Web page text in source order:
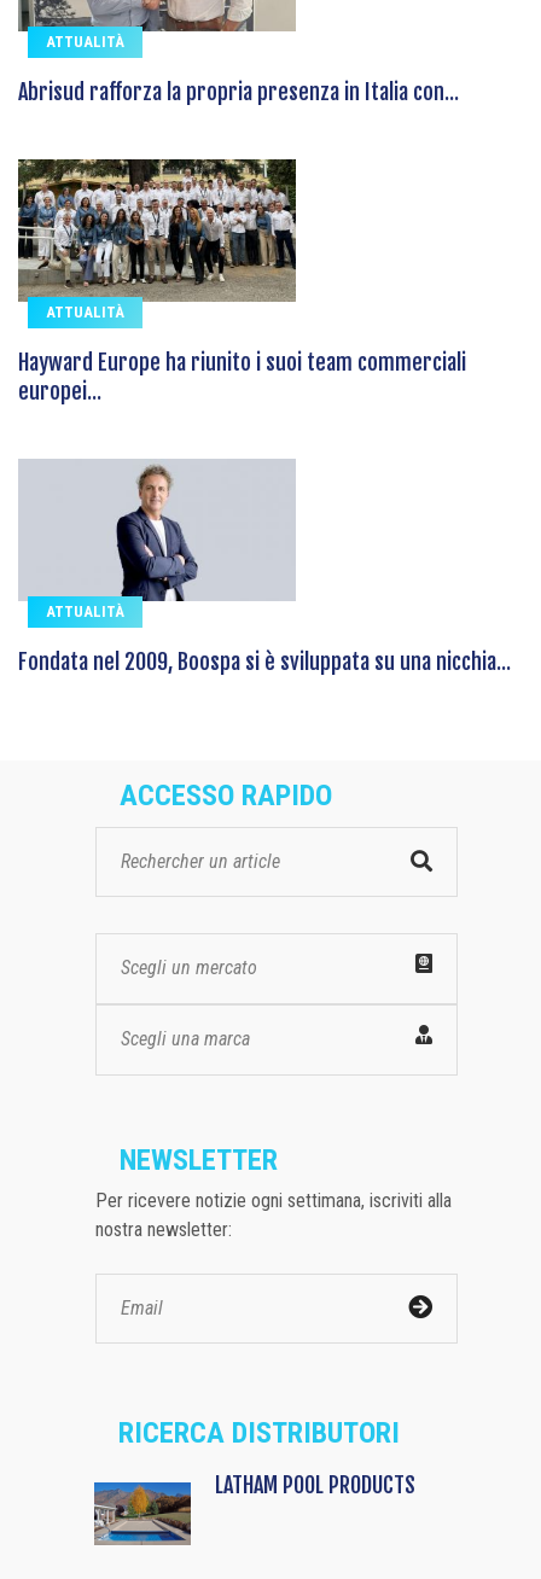
ATTUALITÀ
Abrisud rafforza la propria presenza in Italia con...
ATTUALITÀ
Hayward Europe ha riunito i suoi team commerciali
europei...
ATTUALITÀ
Fondata nel 2009, Boospa si è sviluppata su una nicchia...
ACCESSO RAPIDO
Scegli un mercato
Scegli una marca
NEWSLETTER
Per ricevere notizie ogni settimana, iscriviti alla
nostra newsletter:
RICERCA DISTRIBUTORI
LATHAM POOL PRODUCTS